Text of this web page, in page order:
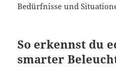
Bedürfnisse und
So erkennst du
smarter